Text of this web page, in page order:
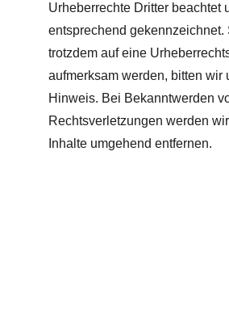
Urheberrechte Dritter beachtet
entsprechend gekennzeichnet.
trotzdem auf eine
aufmerksam werden, bitten wir
Hinweis. Bei Bekanntwerden
Rechtsverletzungen werden
Inhalte umgehend entfernen.